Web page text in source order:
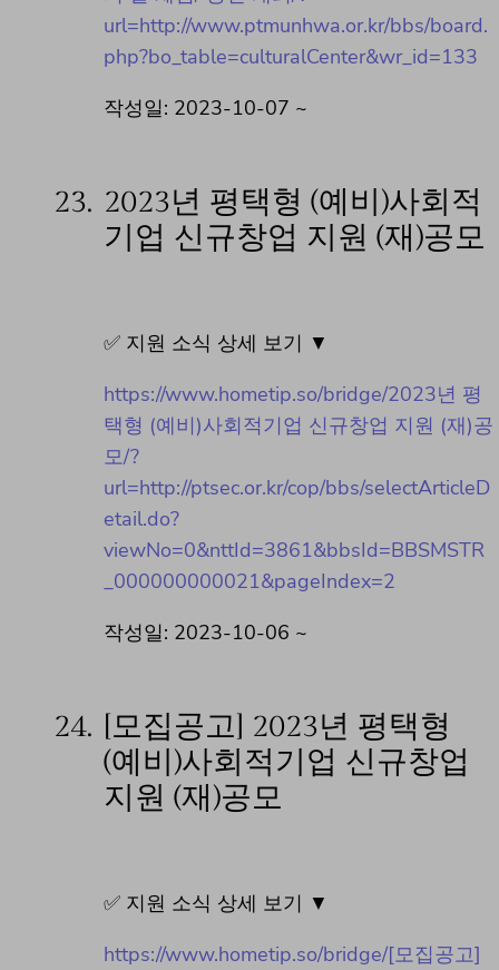
url=http://www.ptmunhwa.or.kr/bbs/board.
php?bo_table=culturalCenter&wr_id=133
작성일: 2023-10-07 ~
23. 2023년 평택형 (예비)사회적
기업 신규창업 지원 (재)공모
✅ 지원 소식 상세 보기 ▼
https://www.hometip.so/bridge/2023년 평
택형 (예비)사회적기업 신규창업 지원 (재)공
모/?
url=http://ptsec.or.kr/cop/bbs/selectArticleD
etail.do?
viewNo=0&nttId=3861&bbsId=BBSMSTR
_000000000021&pageIndex=2
작성일: 2023-10-06 ~
24.
[모집공고] 2023년 평택형
(예비)사회적기업 신규창업
지원 (재)공모
✅ 지원 소식 상세 보기 ▼
https://www.hometip.so/bridge/[모집공고]